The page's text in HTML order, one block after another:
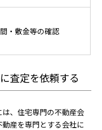
・敷金等の確認
査定を依頼する
、住宅専門の不動産会
産を専門とする会社に